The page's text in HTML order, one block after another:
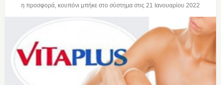
η προσφορά, κουπόνι μπήκε στο σύστημα στις 21 Ιανουαρίου 2022